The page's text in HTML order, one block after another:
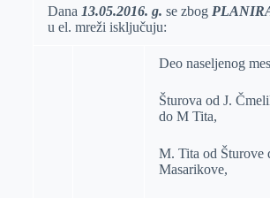
Dana 13.05.2016. g. se zbog
u el. mreži isključuju:
Deo naseljenog
Šturova od J.
do M Tita,
M. Tita od Šturove
Masarikove,